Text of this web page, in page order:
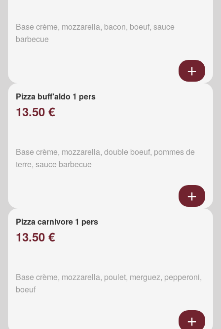
Base crème, mozzarella, bacon, boeuf, sauce
barbecue
Pizza buff'aldo 1 pers
13.50 €
Base crème, mozzarella, double boeuf, pommes de
terre, sauce barbecue
Pizza carnivore 1 pers
13.50 €
Base crème, mozzarella, poulet, merguez, pepperoni,
boeuf